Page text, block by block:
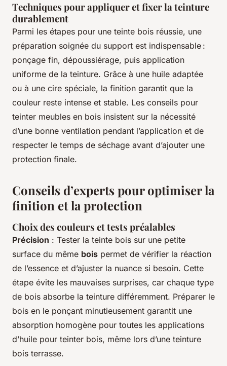
Techniques pour appliquer et fixer la teinture
durablement
Parmi les étapes pour une teinte bois réussie, une
préparation soignée du support est indispensable :
ponçage fin, dépoussiérage, puis application
uniforme de la teinture. Grâce à une huile adaptée
ou à une cire spéciale, la finition garantit que la
couleur reste intense et stable. Les conseils pour
teinter meubles en bois insistent sur la nécessité
d’une bonne ventilation pendant l’application et de
respecter le temps de séchage avant d’ajouter une
protection finale.
Conseils d’experts pour optimiser la
finition et la protection
Choix des couleurs et tests préalables
Précision : Tester la teinte bois sur une petite
surface du même bois permet de vérifier la réaction
de l’essence et d’ajuster la nuance si besoin. Cette
étape évite les mauvaises surprises, car chaque type
de bois absorbe la teinture différemment. Préparer le
bois en le ponçant minutieusement garantit une
absorption homogène pour toutes les applications
d’huile pour teinter bois, même lors d’une teinture
bois terrasse.